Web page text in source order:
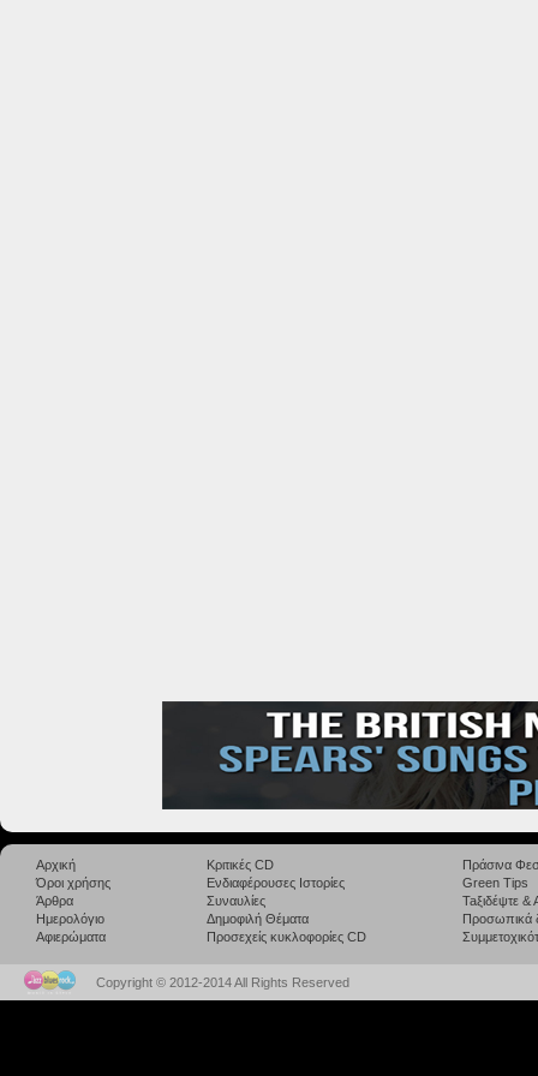
Αρχική
Όροι χρήσης
Άρθρα
Ημερολόγιο
Αφιερώματα
Κριτικές CD
Ενδιαφέρουσες Ιστορίες
Συναυλίες
Δημοφιλή Θέματα
Προσεχείς κυκλοφορίες CD
Πράσινα
Green Tips
Taξιδέψτε
Προσωπικά
Copyright © 2012-2014 All Rights Reserved